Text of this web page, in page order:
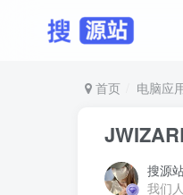
首页 电脑应
搜源